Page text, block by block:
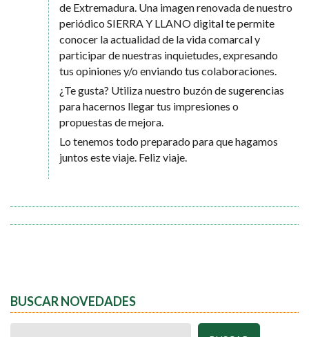
de Extremadura. Una imagen renovada de nuestro
periódico SIERRA Y LLANO digital te permite
conocer la actualidad de la vida comarcal y
participar de nuestras inquietudes, expresando
tus opiniones y/o enviando tus colaboraciones.
¿Te gusta? Utiliza nuestro buzón de sugerencias
para hacernos llegar tus impresiones o
propuestas de mejora.
Lo tenemos todo preparado para que hagamos
juntos este viaje. Feliz viaje.
BUSCAR NOVEDADES